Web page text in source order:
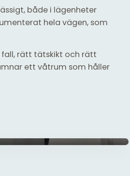
både i lägenheter
hela vägen, som
fall, rätt tätskikt och rätt
ett våtrum som håller